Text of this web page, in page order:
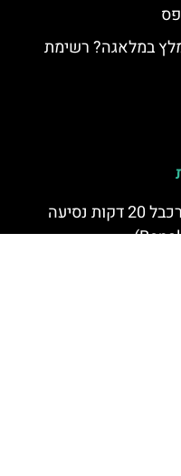
במלאגה? רשימת
Teleférico Benalmádena – רכבל 20 דקות נסיעה